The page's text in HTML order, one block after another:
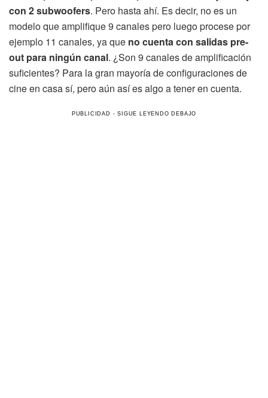
con 2 subwoofers. Pero hasta ahí. Es decir, no es un
modelo que amplifique 9 canales pero luego procese por
ejemplo 11 canales, ya que no cuenta con salidas pre-
out para ningún canal. ¿Son 9 canales de amplificación
suficientes? Para la gran mayoría de configuraciones de
cine en casa sí, pero aún así es algo a tener en cuenta.